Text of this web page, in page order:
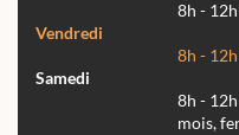
8h -
Vendredi
8h -
Samedi
8h -
mois,